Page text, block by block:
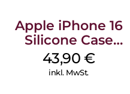
Apple iPhone 16
Silicone Case
MagSafe Plum
43,90 €
inkl. MwSt.